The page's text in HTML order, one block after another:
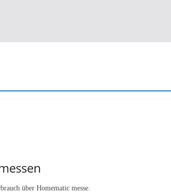
über Homematic messe.